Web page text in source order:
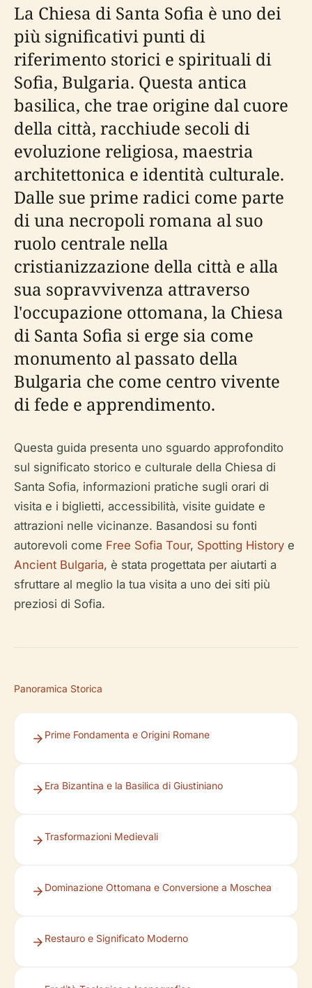
La Chiesa di Santa Sofia è uno dei
più significativi punti di
riferimento storici e spirituali di
Sofia, Bulgaria. Questa antica
basilica, che trae origine dal cuore
della città, racchiude secoli di
evoluzione religiosa, maestria
architettonica e identità culturale.
Dalle sue prime radici come parte
di una necropoli romana al suo
ruolo centrale nella
cristianizzazione della città e alla
sua sopravvivenza attraverso
l'occupazione ottomana, la Chiesa
di Santa Sofia si erge sia come
monumento al passato della
Bulgaria che come centro vivente
di fede e apprendimento.
Questa guida presenta uno sguardo approfondito
sul significato storico e culturale della Chiesa di
Santa Sofia, informazioni pratiche sugli orari di
visita e i biglietti, accessibilità, visite guidate e
attrazioni nelle vicinanze. Basandosi su fonti
autorevoli come Free Sofia Tour, Spotting History e
Ancient Bulgaria, è stata progettata per aiutarti a
sfruttare al meglio la tua visita a uno dei siti più
preziosi di Sofia.
Panoramica Storica
Prime Fondamenta e Origini Romane
Era Bizantina e la Basilica di Giustiniano
Trasformazioni Medievali
Dominazione Ottomana e Conversione a Moschea
Restauro e Significato Moderno